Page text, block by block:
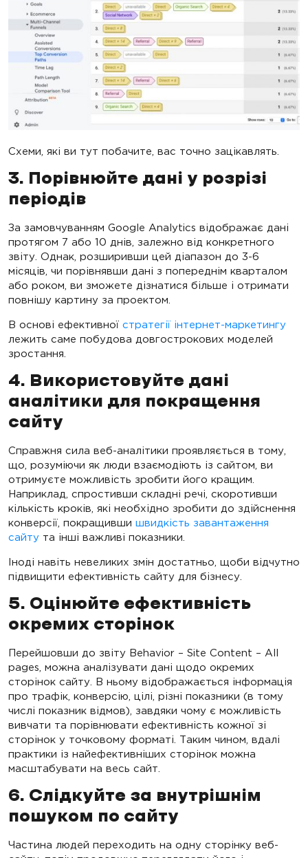
Схеми, які ви тут побачите, вас точно зацікавлять.
3. Порівнюйте дані у розрізі
періодів
За замовчуванням Google Analytics відображає дані
протягом 7 або 10 днів, залежно від конкретного
звіту. Однак, розширивши цей діапазон до 3-6
місяців, чи порівнявши дані з попереднім кварталом
або роком, ви зможете дізнатися більше і отримати
повнішу картину за проектом.
В основі ефективної стратегії інтернет-маркетингу
лежить саме побудова довгострокових моделей
зростання.
4. Використовуйте дані
аналітики для покращення
сайту
Справжня сила веб-аналітики проявляється в тому,
що, розуміючи як люди взаємодіють із сайтом, ви
отримуєте можливість зробити його кращим.
Наприклад, спростивши складні речі, скоротивши
кількість кроків, які необхідно зробити до здійснення
конверсії, покращивши швидкість завантаження
сайту та інші важливі показники.
Іноді навіть невеликих змін достатньо, щоби відчутно
підвищити ефективність сайту для бізнесу.
5. Оцінюйте ефективність
окремих сторінок
Перейшовши до звіту Behavior – Site Content – All
pages, можна аналізувати дані щодо окремих
сторінок сайту. В ньому відображається інформація
про трафік, конверсію, цілі, різні показники (в тому
числі показник відмов), завдяки чому є можливість
вивчати та порівнювати ефективність кожної зі
сторінок у точковому форматі. Таким чином, вдалі
практики із найефективніших сторінок можна
масштабувати на весь сайт.
6. Слідкуйте за внутрішнім
пошуком по сайту
Частина людей переходить на одну сторінку веб-